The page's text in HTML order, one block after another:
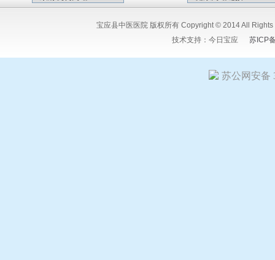
宝应县中医医院 版权所有 Copyright © 2014 All
技术支持： 今日宝应 苏ICP
苏公网安备